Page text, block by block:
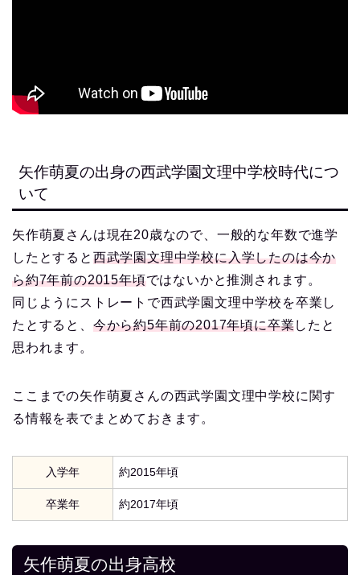
矢作萌夏の出身の西武学園文理中学校時代につ
いて
矢作萌夏さんは現在20歳なので、一般的な年数で進学
したとすると 西武学園文理中学校に入学したのは今か
ら約7年前の2015年頃ではないかと推測されます。
同じようにストレートで西武学園文理中学校を卒業し
たとすると、 今から約5年前の2017年頃に卒業したと
思われます。
ここまでの矢作萌夏さんの西武学園文理中学校に関す
る情報を表でまとめておきます。
入学年 約2015年頃
卒業年 約2017年頃
矢作萌夏の出身高校